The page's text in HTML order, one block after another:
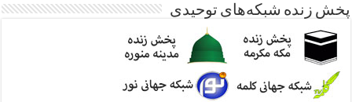
پخش زنده شبکه‌های توحیدی